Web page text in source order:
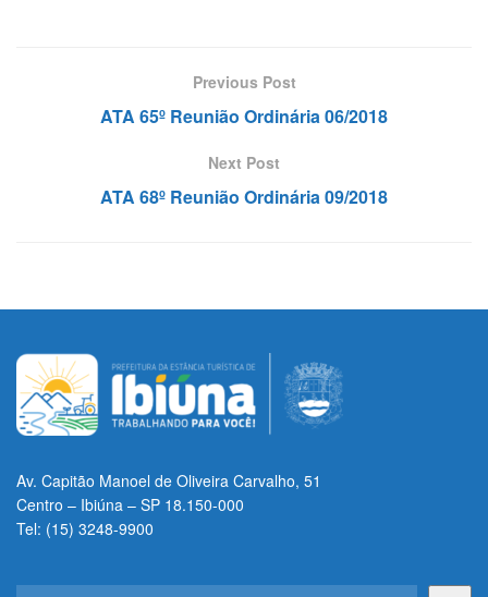
Previous Post
ATA 65º Reunião Ordinária 06/2018
Next Post
ATA 68º Reunião Ordinária 09/2018
Av. Capitão Manoel de Oliveira Carvalho, 51
Centro – Ibiúna – SP 18.150-000
Tel: (15) 3248-9900